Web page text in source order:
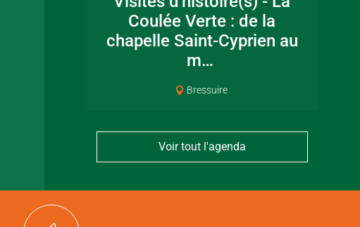
canoë en Bocage
BressuiraisCoulée Verte : de la
chapelle Saint-Cyprien au
m…
Bressuire
Voir tout l'agenda